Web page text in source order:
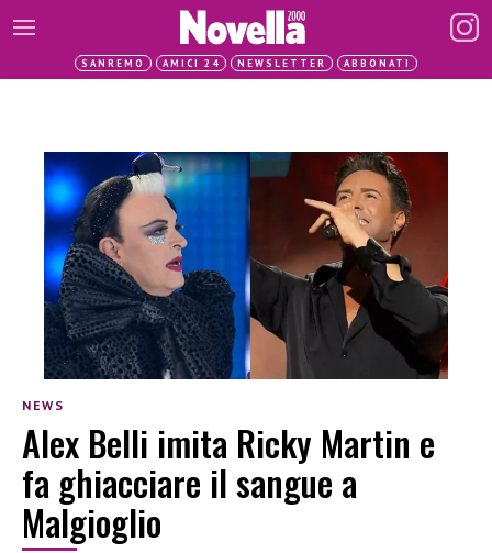
SANREMO AMICI 24 NEWSLETTER ABBONATI
NEWS
Alex Belli imita Ricky Martin e
fa ghiacciare il sangue a
Malgioglio